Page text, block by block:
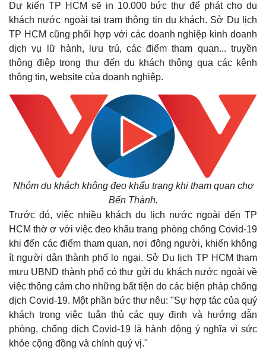
Dự kiến TP HCM sẽ in 10.000 bức thư để phát cho du
khách nước ngoài tại trạm thông tin du khách. Sở Du lịch
TP HCM cũng phối hợp với các doanh nghiệp kinh doanh
dịch vụ lữ hành, lưu trú, các điểm tham quan... truyền
thông điệp trong thư đến du khách thông qua các kênh
thông tin, website của doanh nghiệp.
Nhóm du khách không đeo khẩu trang khi tham quan chợ
Bến Thành.
Trước đó, việc nhiều khách du lịch nước ngoài đến TP
HCM thờ ơ với việc đeo khẩu trang phòng chống Covid-19
khi đến các điểm tham quan, nơi đông người, khiến không
ít người dân thành phố lo ngại. Sở Du lịch TP HCM tham
mưu UBND thành phố có thư gửi du khách nước ngoài về
việc thông cảm cho những bất tiện do các biện pháp chống
dịch Covid-19. Một phần bức thư nêu: "Sự hợp tác của quý
khách trong việc tuân thủ các quy định và hướng dẫn
phòng, chống dịch Covid-19 là hành động ý nghĩa vì sức
khỏe cộng đồng và chính quý vị."